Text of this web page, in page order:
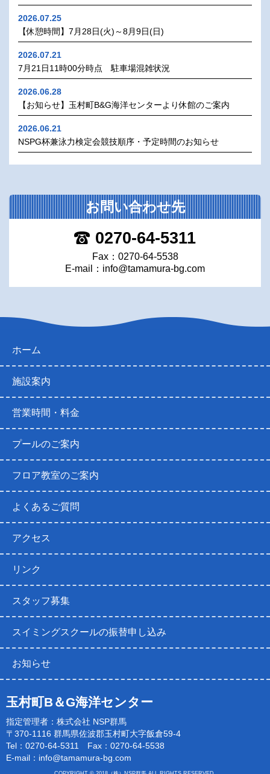
2026.07.25
【休憩時間】7月28日(火)～8月9日(日)
2026.07.21
7月21日11時00分時点 駐車場混雑状況
2026.06.28
【お知らせ】玉村町B&G海洋センターより休館のご案内
2026.06.21
NSPG杯兼泳力検定会競技順序・予定時間のお知らせ
お問い合わせ先
0270-64-5311
Fax：0270-64-5538
E-mail： info@tamamura-bg.com
ホーム
施設案内
営業時間・料金
プールのご案内
フロア教室のご案内
よくあるご質問
アクセス
リンク
スタッフ募集
スイミングスクールの振替申し込み
お知らせ
玉村町B＆G海洋センター
指定管理者：株式会社 NSP群馬
〒370-1116 群馬県佐波郡玉村町大字飯倉59-4
Tel：0270-64-5311 Fax：0270-64-5538
E-mail： info@tamamura-bg.com